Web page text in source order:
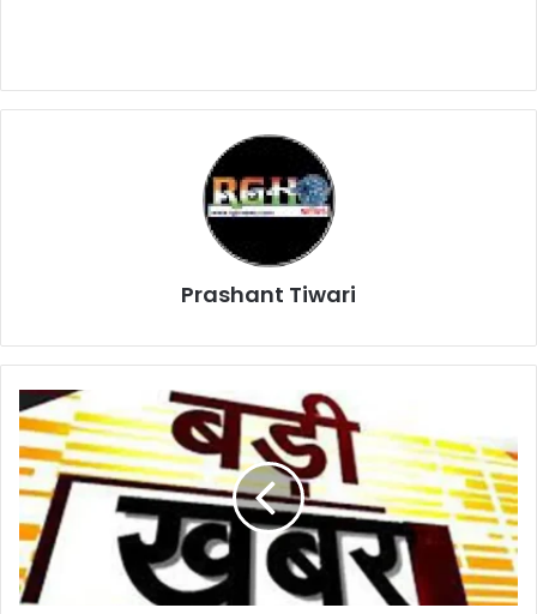
Prashant Tiwari
सुबह
से
लेकर
देर
रात
तक
की
हर
बड़ी